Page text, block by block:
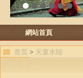
1 2 3 4 5 6
網站首頁
首页 > 天童水陸